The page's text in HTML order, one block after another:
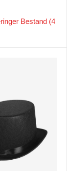
Bestand (4